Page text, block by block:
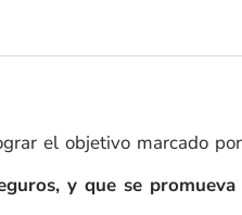
el objetivo marcado
y que se